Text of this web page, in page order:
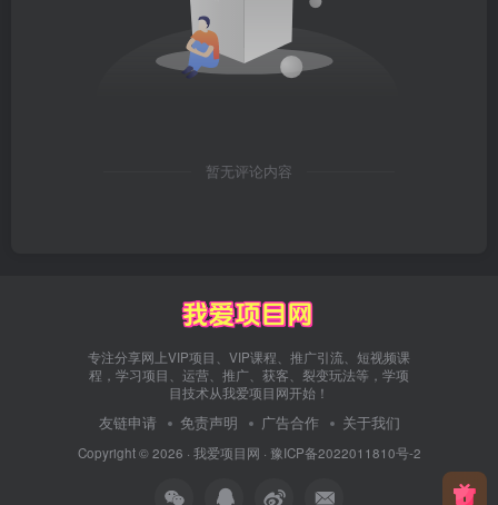
暂无评论内容
专注分享网上VIP项目、VIP课程、推广引流、短视频课
程，学习项目、运营、推广、获客、裂变玩法等，学项
目技术从我爱项目网开始！
友链申请 免责声明 广告合作 关于我们
Copyright © 2026 · 我爱项目网 · 豫ICP备2022011810号-2